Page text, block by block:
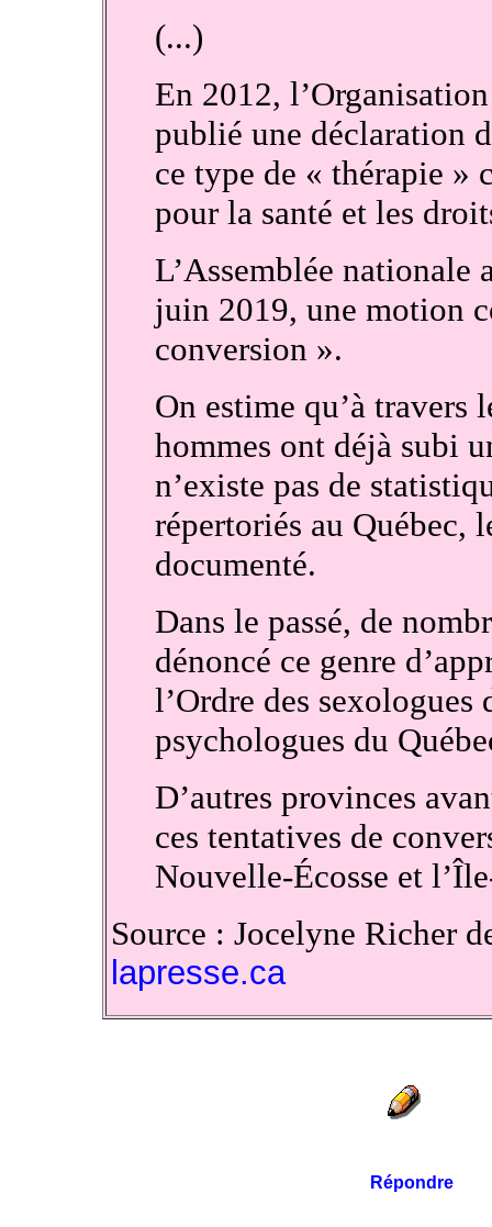
(...)
En 2012,
publié une déclaration
ce type de « thérapie »
pour la santé et les
L’Assemblée nationale
juin 2019, une motion
conversion ».
On estime qu’à travers
hommes ont déjà subi
n’existe pas de
répertoriés au Québec,
documenté.
Dans le passé, de
dénoncé ce genre
l’Ordre des sexologues
psychologues du
D’autres provinces
ces tentatives de
Nouvelle-Écosse et
Source : Jocelyne Richer
lapresse.ca
Répondre